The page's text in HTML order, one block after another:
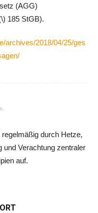
(AGG)
185 StGB).
archives/2018/04/25/ges
regelmäßig durch Hetze,
Verachtung zentraler
auf.